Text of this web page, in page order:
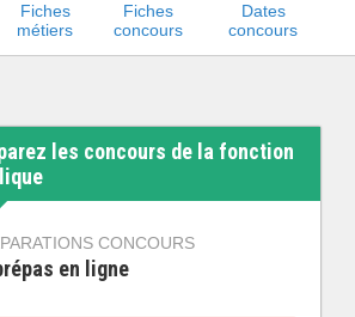
Fiches
métiers
Fiches
concours
Dates
concours
les concours de la fonction
CONCOURS
en ligne